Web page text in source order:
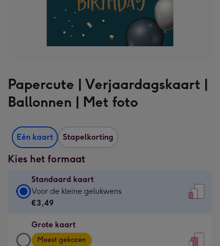
Papercute | Verjaardagskaart |
Ballonnen | Met foto
Eén kaart Stapelkorting
Kies het formaat
Standaard kaart
Standaard
kaart
€3,49
-
Voor de kleine gelukwens
€3,49
Grote kaart
Grote
Meest gekozen